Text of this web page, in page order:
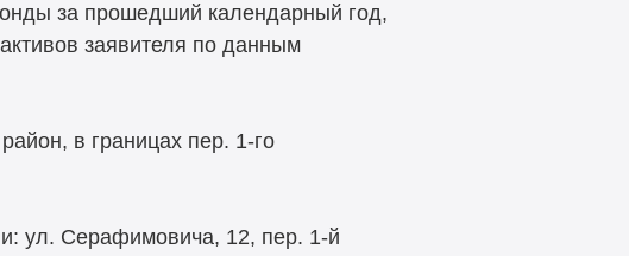
за прошедший календарный год,
заявителя по данным
в границах пер. 1-го
ул. Серафимовича, 12, пер. 1-й